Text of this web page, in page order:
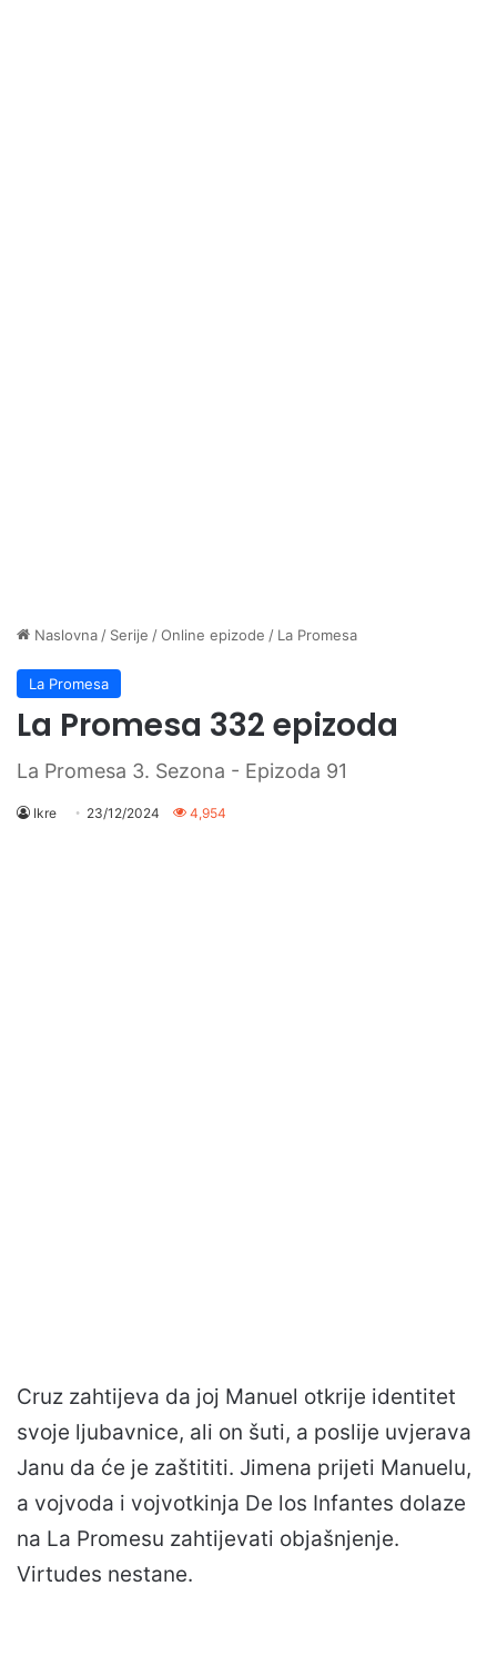
Naslovna / Serije /Online epizode / La Promesa
La Promesa
La Promesa 332 epizoda
La Promesa 3. Sezona - Epizoda 91
Ikre 23/12/2024 4,954
Cruz zahtijeva da joj Manuel otkrije identitet
svoje ljubavnice, ali on šuti, a poslije uvjerava
Janu da će je zaštititi. Jimena prijeti Manuelu,
a vojvoda i vojvotkinja De los Infantes dolaze
na La Promesu zahtijevati objašnjenje.
Virtudes nestane.